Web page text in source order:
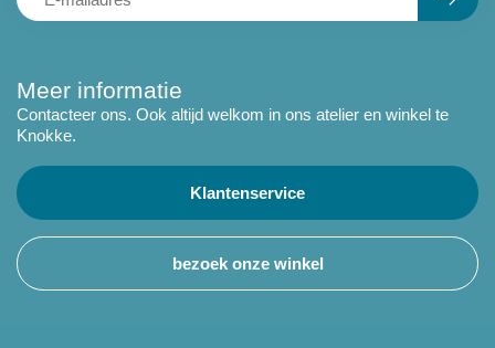
Meer informatie
Contacteer ons. Ook altijd welkom in ons atelier en winkel te
Knokke.
Klantenservice
bezoek onze winkel